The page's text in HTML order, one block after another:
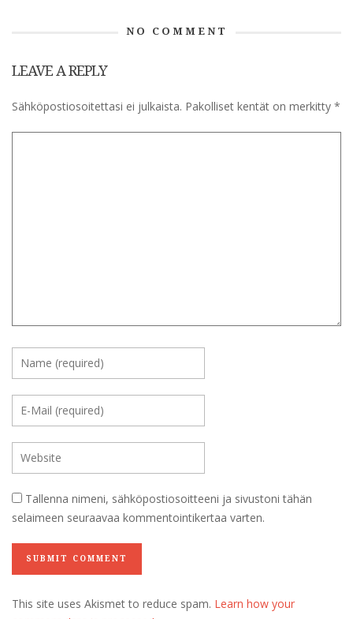
NO COMMENT
LEAVE A REPLY
Sähköpostiosoitettasi ei julkaista. Pakolliset kentät on merkitty *
Tallenna nimeni, sähköpostiosoitteeni ja sivustoni tähän
selaimeen seuraavaa kommentointikertaa varten.
This site uses Akismet to reduce spam. Learn how your